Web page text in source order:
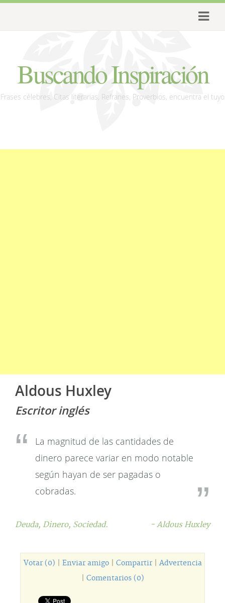
Buscando Inspiración
Frases célebres, Citas literarias, Refranes, Proverbios, encuentra el tuyo
Aldous Huxley
Escritor inglés
La magnitud de las cantidades de
dinero parece variar en modo notable
según hayan de ser pagadas o
cobradas.
Deuda, Dinero, Sociedad. - Aldous Huxley
Votar (0) Enviar amigo| Compartir| Advertencia
Comentarios (0)